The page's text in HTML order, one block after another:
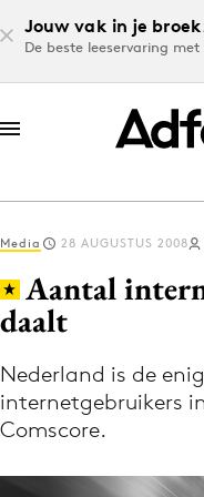
Jouw vak in je
De beste leeservaring
Log in
Volg het laatste
Media 28 AUGUSTUS 2008
Aantal
daalt
Nederland is de
internetgebruikers
Comscore.